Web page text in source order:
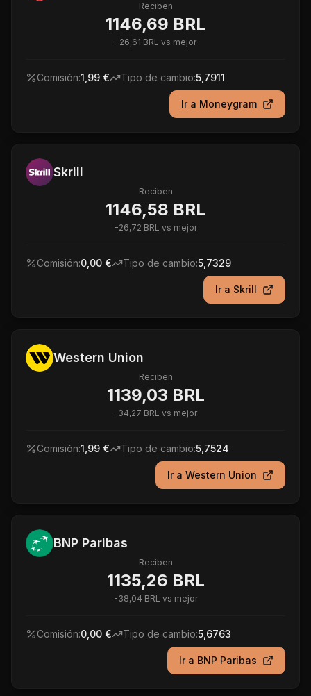
Reciben
1146,69 BRL
-26,61 BRL vs mejor
Comisión:1,99 € Tipo de cambio:5,7911
Ir a Moneygram
Skrill
Reciben
1146,58 BRL
-26,72 BRL vs mejor
Comisión:0,00 € Tipo de cambio:5,7329
Ir a Skrill
Western Union
Reciben
1139,03 BRL
-34,27 BRL vs mejor
Comisión:1,99 € Tipo de cambio:5,7524
Ir a Western Union
BNP Paribas
Reciben
1135,26 BRL
-38,04 BRL vs mejor
Comisión:0,00 € Tipo de cambio:5,6763
Ir a BNP Paribas